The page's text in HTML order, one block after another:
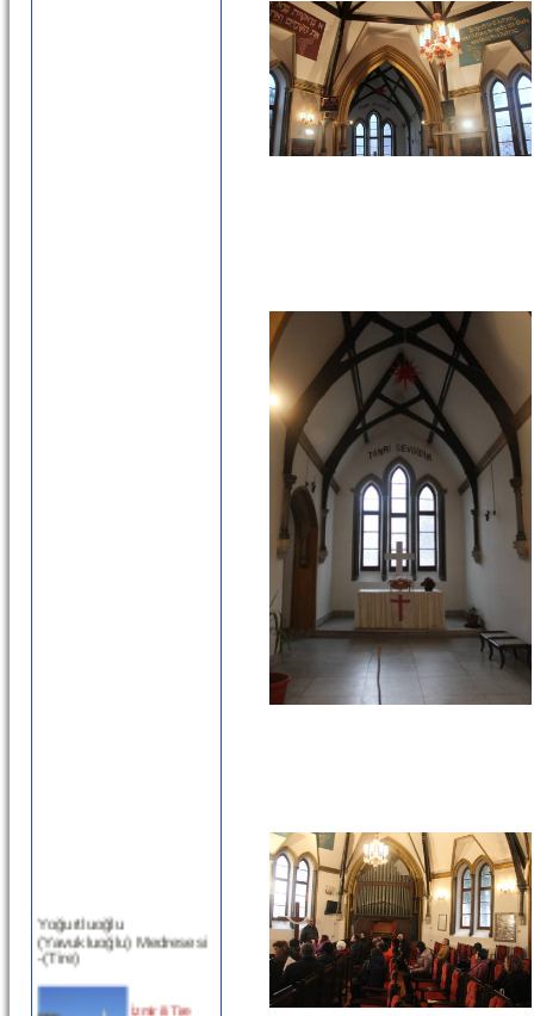
(Yavukluoğlu) Medresesi
-(Tire)
ilçesinde,